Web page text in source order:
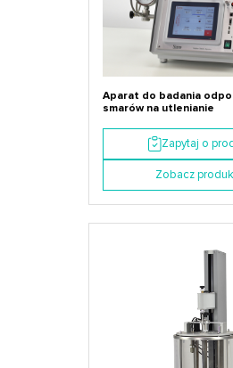
Aparat do badania
smarów na utlenianie
Zapytaj o
Zobacz